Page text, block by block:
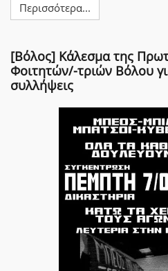
Περισσότερα...
[Βόλος] Κάλεσμα της
Φοιτητών/-τριών Βόλου
συλλήψεις